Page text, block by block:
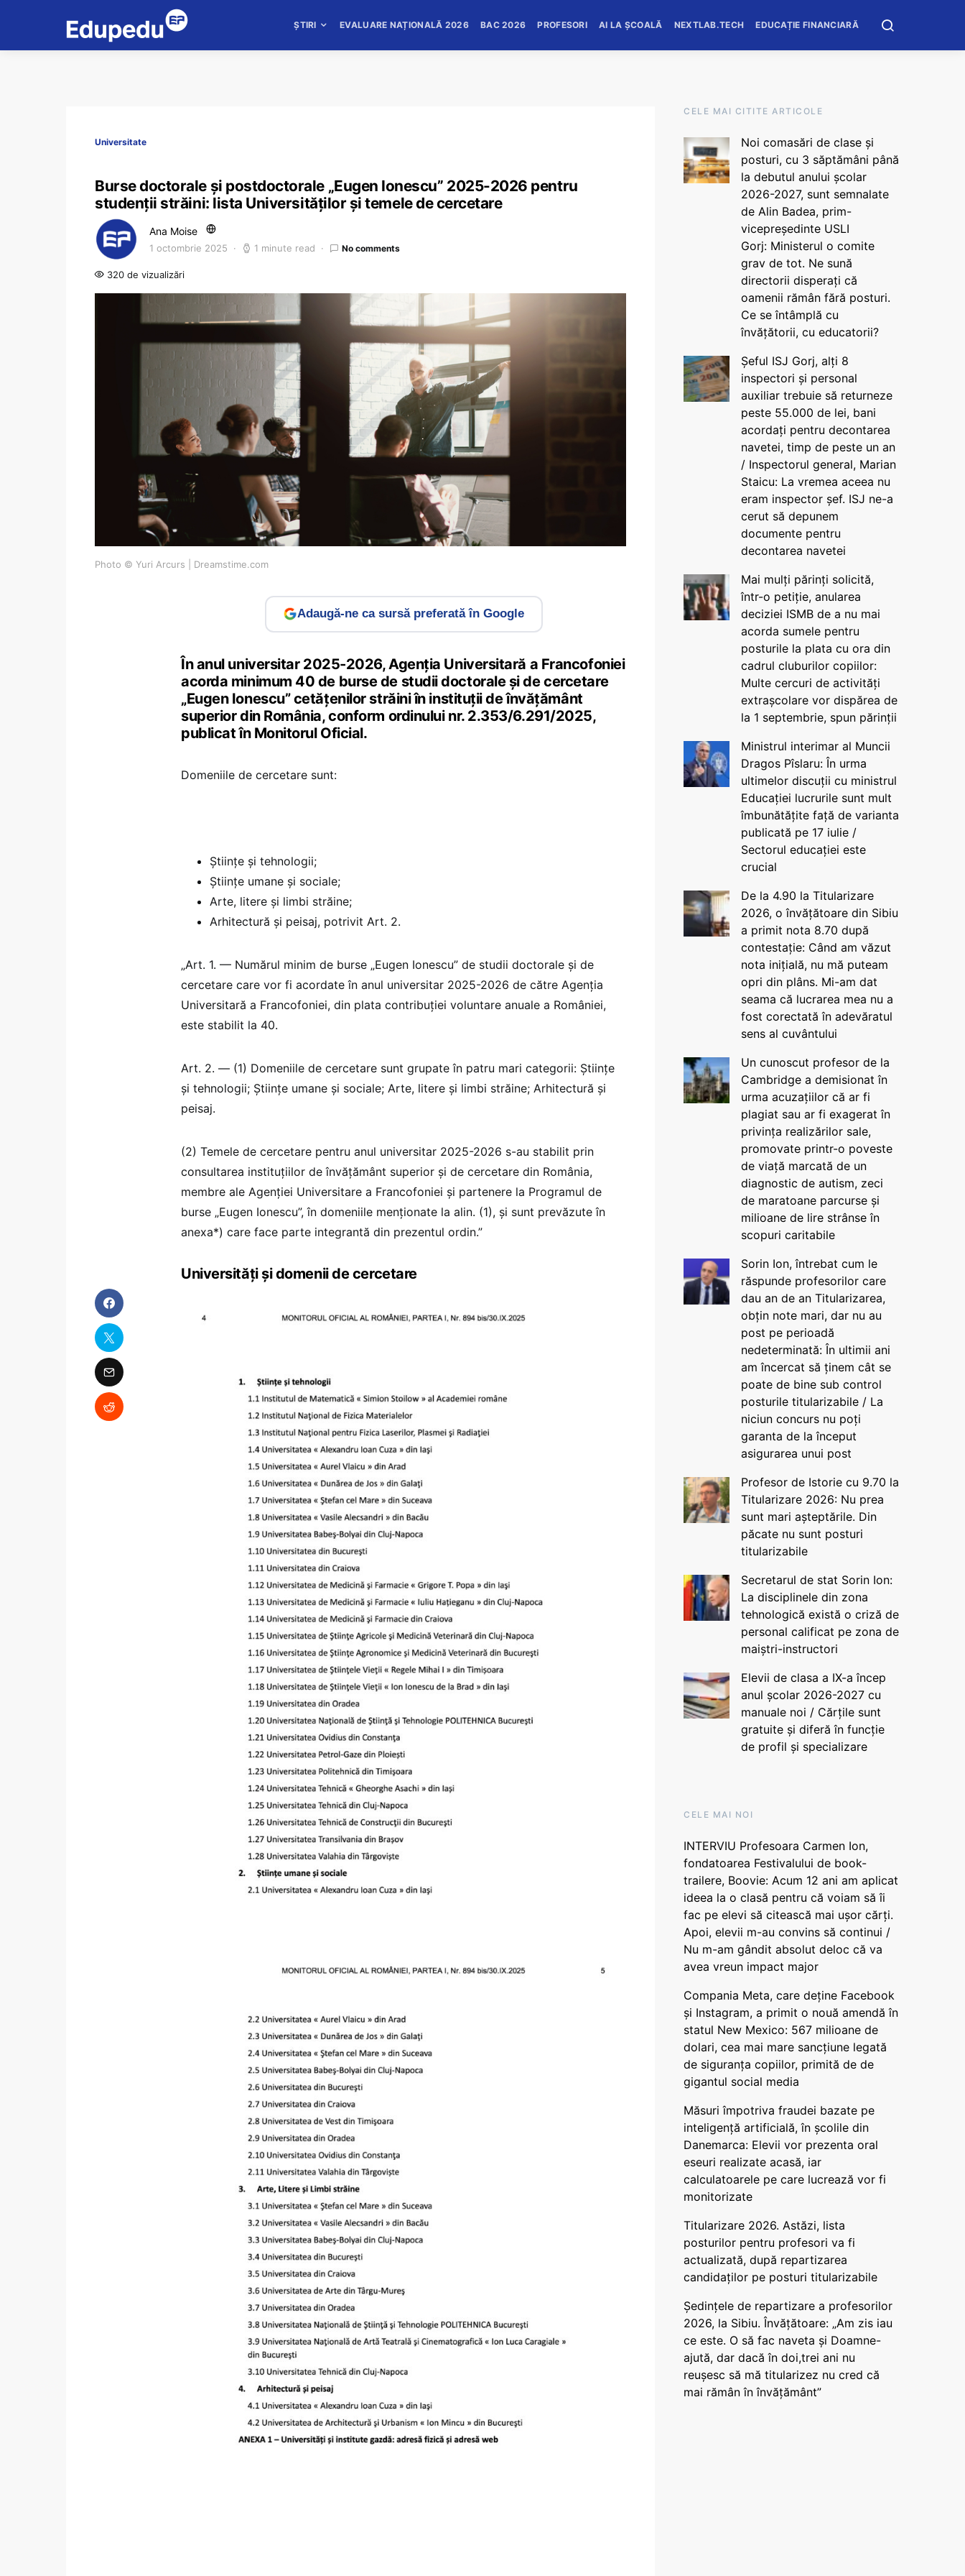
ȘTIRI EVALUARE NAȚIONALĂ 2026 BAC 2026 PROFESORI AI LA ȘCOALĂ NEXTLAB.TECH EDUCAȚIE FINANCIARĂ
Universitate
Burse doctorale și postdoctorale „Eugen Ionescu” 2025-2026 pentru
studenții străini: lista Universităților și temele de cercetare
Ana Moise
1 octombrie 2025 1 minute read No comments
320 de vizualizări
Photo © Yuri Arcurs | Dreamstime.com
Adaugă-ne ca sursă preferată în Google
În anul universitar 2025-2026, Agenția Universitară a Francofoniei
acorda minimum 40 de burse de studii doctorale și de cercetare
„Eugen Ionescu” cetățenilor străini în instituții de învățământ
superior din România, conform ordinului nr. 2.353/6.291/2025,
publicat în Monitorul Oficial.
Domeniile de cercetare sunt:
Științe și tehnologii;
Științe umane și sociale;
Arte, litere și limbi străine;
Arhitectură și peisaj, potrivit Art. 2.
„Art. 1. — Numărul minim de burse „Eugen Ionescu” de studii doctorale și de
cercetare care vor fi acordate în anul universitar 2025-2026 de către Agenția
Universitară a Francofoniei, din plata contribuției voluntare anuale a României,
este stabilit la 40.
Art. 2. — (1) Domeniile de cercetare sunt grupate în patru mari categorii: Științe
și tehnologii; Științe umane și sociale; Arte, litere și limbi străine; Arhitectură și
peisaj.
(2) Temele de cercetare pentru anul universitar 2025-2026 s-au stabilit prin
consultarea instituțiilor de învățământ superior și de cercetare din România,
membre ale Agenției Universitare a Francofoniei și partenere la Programul de
burse „Eugen Ionescu”, în domeniile menționate la alin. (1), și sunt prevăzute în
anexa*) care face parte integrantă din prezentul ordin.”
Universități și domenii de cercetare
CELE MAI CITITE ARTICOLE
Noi comasări de clase și
posturi, cu 3 săptămâni până
la debutul anului școlar
2026-2027, sunt semnalate
de Alin Badea, prim-
vicepreședinte USLI
Gorj: Ministerul o comite
grav de tot. Ne sună
directorii disperați că
oamenii rămân fără posturi.
Ce se întâmplă cu
învățătorii, cu educatorii?
Șeful ISJ Gorj, alți 8
inspectori și personal
auxiliar trebuie să returneze
peste 55.000 de lei, bani
acordați pentru decontarea
navetei, timp de peste un an
/ Inspectorul general, Marian
Staicu: La vremea aceea nu
eram inspector șef. ISJ ne-a
cerut să depunem
documente pentru
decontarea navetei
Mai mulți părinți solicită,
într-o petiție, anularea
deciziei ISMB de a nu mai
acorda sumele pentru
posturile la plata cu ora din
cadrul cluburilor copiilor:
Multe cercuri de activități
extrașcolare vor dispărea de
la 1 septembrie, spun părinții
Ministrul interimar al Muncii
Dragos Pîslaru: În urma
ultimelor discuții cu ministrul
Educației lucrurile sunt mult
îmbunătățite față de varianta
publicată pe 17 iulie /
Sectorul educației este
crucial
De la 4.90 la Titularizare
2026, o învățătoare din Sibiu
a primit nota 8.70 după
contestație: Când am văzut
nota inițială, nu mă puteam
opri din plâns. Mi-am dat
seama că lucrarea mea nu a
fost corectată în adevăratul
sens al cuvântului
Un cunoscut profesor de la
Cambridge a demisionat în
urma acuzațiilor că ar fi
plagiat sau ar fi exagerat în
privința realizărilor sale,
promovate printr-o poveste
de viață marcată de un
diagnostic de autism, zeci
de maratoane parcurse și
milioane de lire strânse în
scopuri caritabile
Sorin Ion, întrebat cum le
răspunde profesorilor care
dau an de an Titularizarea,
obțin note mari, dar nu au
post pe perioadă
nedeterminată: În ultimii ani
am încercat să ținem cât se
poate de bine sub control
posturile titularizabile / La
niciun concurs nu poți
garanta de la început
asigurarea unui post
Profesor de Istorie cu 9.70 la
Titularizare 2026: Nu prea
sunt mari așteptările. Din
păcate nu sunt posturi
titularizabile
Secretarul de stat Sorin Ion:
La disciplinele din zona
tehnologică există o criză de
personal calificat pe zona de
maiștri-instructori
Elevii de clasa a IX-a încep
anul școlar 2026-2027 cu
manuale noi / Cărțile sunt
gratuite și diferă în funcție
de profil și specializare
CELE MAI NOI
INTERVIU Profesoara Carmen Ion,
fondatoarea Festivalului de book-
trailere, Boovie: Acum 12 ani am aplicat
ideea la o clasă pentru că voiam să îi
fac pe elevi să citească mai ușor cărți.
Apoi, elevii m-au convins să continui /
Nu m-am gândit absolut deloc că va
avea vreun impact major
Compania Meta, care deține Facebook
și Instagram, a primit o nouă amendă în
statul New Mexico: 567 milioane de
dolari, cea mai mare sancțiune legată
de siguranța copiilor, primită de de
gigantul social media
Măsuri împotriva fraudei bazate pe
inteligență artificială, în școlile din
Danemarca: Elevii vor prezenta oral
eseuri realizate acasă, iar
calculatoarele pe care lucrează vor fi
monitorizate
Titularizare 2026. Astăzi, lista
posturilor pentru profesori va fi
actualizată, după repartizarea
candidaților pe posturi titularizabile
Ședințele de repartizare a profesorilor
2026, la Sibiu. Învățătoare: „Am zis iau
ce este. O să fac naveta și Doamne-
ajută, dar dacă în doi,trei ani nu
reușesc să mă titularizez nu cred că
mai rămân în învățământ”